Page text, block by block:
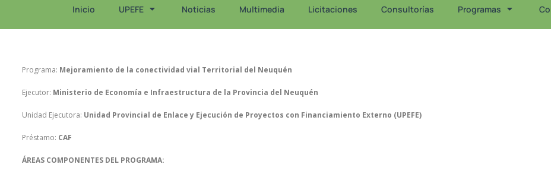
Inicio UPEFE Noticias Multimedia Licitaciones Consultorías Programas
Programa: Mejoramiento de la conectividad vial Territorial del Neuquén
Ejecutor: Ministerio de Economía e Infraestructura de la Provincia del Neuquén
Unidad Ejecutora: Unidad Provincial de Enlace y Ejecución de Proyectos con Financiamiento Externo (UPEFE)
Préstamo: CAF
ÁREAS COMPONENTES DEL PROGRAMA: